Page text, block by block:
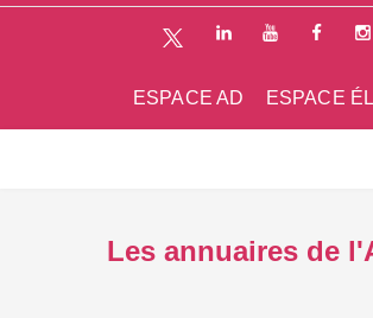
ESPACE
ESPACE AD
Les annuaires de